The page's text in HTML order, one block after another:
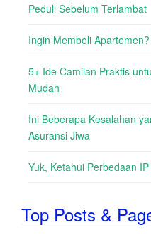
Peduli Sebelum Terlambat
Ingin Membeli
5+ Ide Camilan Praktis
Mudah
Ini Beberapa Kesalahan
Asuransi Jiwa
Yuk, Ketahui Perbedaan
Top Posts &